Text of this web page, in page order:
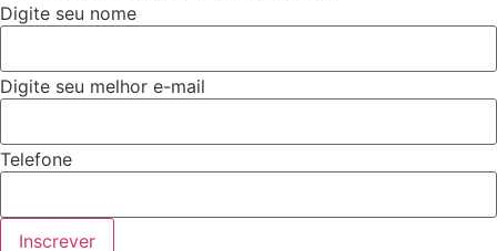
Digite seu nome
Digite seu melhor e-mail
Telefone
Inscrever